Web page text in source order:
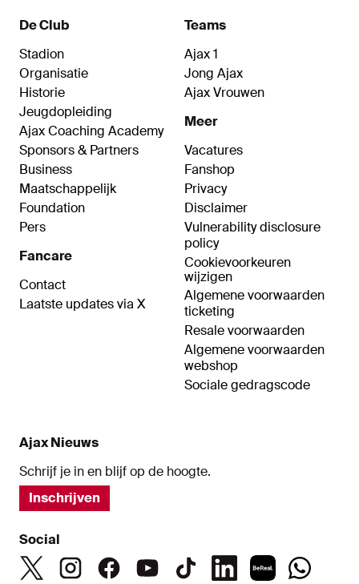
De Club
Stadion
Organisatie
Historie
Jeugdopleiding
Ajax Coaching Academy
Sponsors & Partners
Business
Maatschappelijk
Foundation
Pers
Fancare
Contact
Laatste updates via X
Teams
Ajax 1
Jong Ajax
Ajax Vrouwen
Meer
Vacatures
Fanshop
Privacy
Disclaimer
Vulnerability disclosure
policy
Cookievoorkeuren
wijzigen
Algemene voorwaarden
ticketing
Resale voorwaarden
Algemene voorwaarden
webshop
Sociale gedragscode
Ajax Nieuws
Schrijf je in en blijf op de hoogte.
Inschrijven
Social